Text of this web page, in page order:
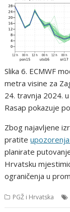
Slika 6. ECMWF
metra visine za
24. travnja 2024.
Rasap pokazuje
Zbog najavljene
pratite
planirate
Hrvatsku
ograničenja u
PGŽ i Hrvatska